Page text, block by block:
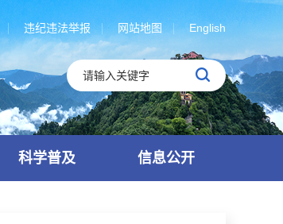
违纪违法举报 网站地图 English
科学普及 信息公开